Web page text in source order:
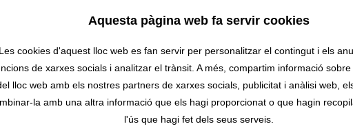
sostenible
cada cop major i els governs aposten per fortes
mesures per pal·liar aquest problema comú. El sector
de la construcció és responsable del 36% de les
emissions de CO₂ totals
Aquesta pàgina web fa servir cookies
Les cookies d'aquest lloc web es fan servir per personalitzar el contingut i els
de xarxes socials i analitzar el trànsit. A més, compartim informació
lloc web amb els nostres partners de xarxes socials, publicitat i anàlisi web,
la amb una altra informació que els hagi proporcionat o que hagin
l'ús que hagi fet dels seus serveis.